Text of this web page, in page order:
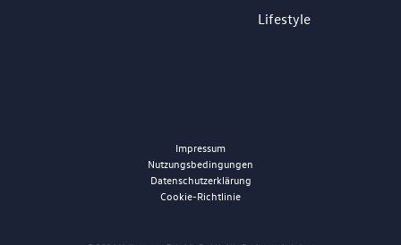
Lifestyle
Impressum
Nutzungsbedingungen
Datenschutzerklärung
Cookie-Richtlinie